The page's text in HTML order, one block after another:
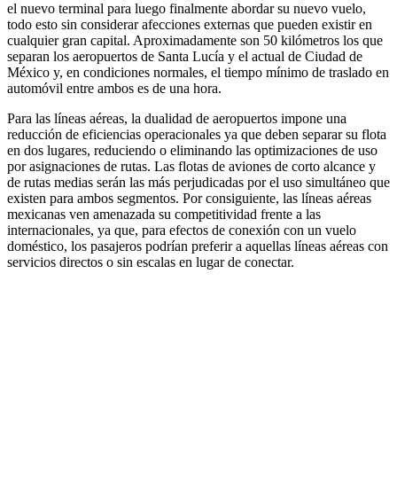
el nuevo terminal para luego finalmente abordar su nuevo vuelo,
todo esto sin considerar afecciones externas que pueden existir en
cualquier gran capital. Aproximadamente son 50 kilómetros los que
separan los aeropuertos de Santa Lucía y el actual de Ciudad de
México y, en condiciones normales, el tiempo mínimo de traslado en
automóvil entre ambos es de una hora.
Para las líneas aéreas, la dualidad de aeropuertos impone una
reducción de eficiencias operacionales ya que deben separar su flota
en dos lugares, reduciendo o eliminando las optimizaciones de uso
por asignaciones de rutas. Las flotas de aviones de corto alcance y
de rutas medias serán las más perjudicadas por el uso simultáneo que
existen para ambos segmentos. Por consiguiente, las líneas aéreas
mexicanas ven amenazada su competitividad frente a las
internacionales, ya que, para efectos de conexión con un vuelo
doméstico, los pasajeros podrían preferir a aquellas líneas aéreas con
servicios directos o sin escalas en lugar de conectar.